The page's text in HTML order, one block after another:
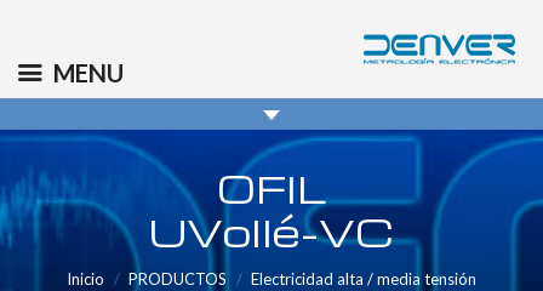
info@denver.es
OFIL
UVollé-VC
Inicio PRODUCTOS
Electricidad alta / media tensión
MENU